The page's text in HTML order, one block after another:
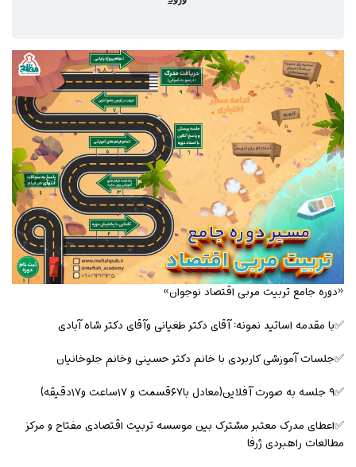
«دوره جامع تربیت مربی اقتصاد نوجوان»
✅با مقدمه اساتید نمونه: آقای دکتر طغیانی وآقای دکتر شاه آبادی
✅جلسات آموزشی کاربردی با خانم دکتر حسینی وخانم جلوخانیان
✅۹ جلسه به صورت آفلاین(معادل با۶۷قسمت و ۱۷ساعت و۱۷دقیقه)
✅اعطای مدرک معتبر مشترک بین موسسه تربیت اقتصادی مفتاح و مرکز
مطالعات راهبردی ژرفا